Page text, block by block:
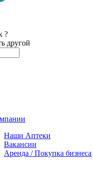
?
другой
Наши Аптеки
Вакансии
Аренда / Покупка бизнеса